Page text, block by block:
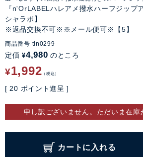
『n'OrLABELハレアメ撥水ハーフジップ
シャラボ】
※返品交換不可※※メール便可※【5】
商品番号 tln0299
定価 ¥4,980 のところ
¥1,992 税込
[ 20 ポイント進呈 ]
申し訳ございません。ただいま在庫
カートに入れる